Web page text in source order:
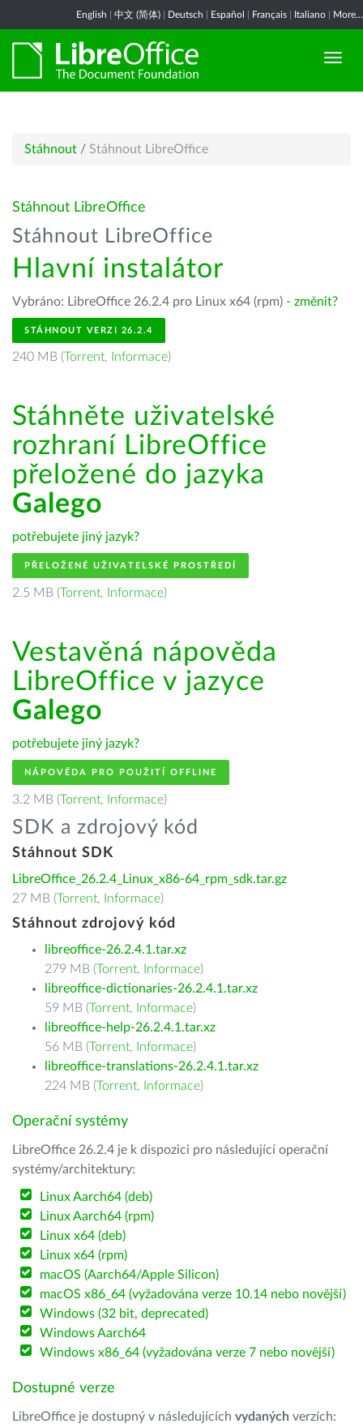
English 中文 (简体) Deutsch Español Français Italiano More...
Stáhnout / Stáhnout LibreOffice
Stáhnout LibreOffice
Stáhnout LibreOffice
Hlavní instalátor
Vybráno: LibreOffice 26.2.4 pro Linux x64 (rpm) - změnit?
STÁHNOUT VERZI 26.2.4
240 MB (Torrent, Informace)
Stáhněte uživatelské
rozhraní LibreOffice
přeložené do jazyka
Galego
potřebujete jiný jazyk?
PŘELOŽENÉ UŽIVATELSKÉ PROSTŘEDÍ
2.5 MB (Torrent, Informace)
Vestavěná nápověda
LibreOffice v jazyce
Galego
potřebujete jiný jazyk?
NÁPOVĚDA PRO POUŽITÍ OFFLINE
3.2 MB (Torrent, Informace)
SDK a zdrojový kód
Stáhnout SDK
LibreOffice_26.2.4_Linux_x86-64_rpm_sdk.tar.gz
27 MB (Torrent, Informace)
Stáhnout zdrojový kód
libreoffice-26.2.4.1.tar.xz
279 MB (Torrent, Informace)
libreoffice-dictionaries-26.2.4.1.tar.xz
59 MB (Torrent, Informace)
libreoffice-help-26.2.4.1.tar.xz
56 MB (Torrent, Informace)
libreoffice-translations-26.2.4.1.tar.xz
224 MB (Torrent, Informace)
Operační systémy
LibreOffice 26.2.4 je k dispozici pro následující operační
systémy/architektury:
Linux Aarch64 (deb)
Linux Aarch64 (rpm)
Linux x64 (deb)
Linux x64 (rpm)
macOS (Aarch64/Apple Silicon)
macOS x86_64 (vyžadována verze 10.14 nebo novější)
Windows (32 bit, deprecated)
Windows Aarch64
Windows x86_64 (vyžadována verze 7 nebo novější)
Dostupné verze
LibreOffice je dostupný v následujících vydaných verzích: